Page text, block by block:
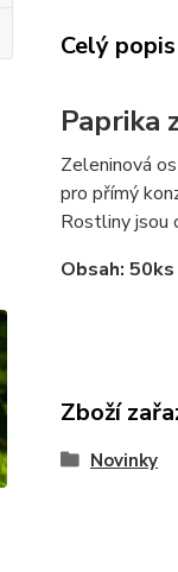
Celý popis
Paprika
Zeleninová
pro přímý
Rostliny jsou
Obsah:
Zboží
Novinky